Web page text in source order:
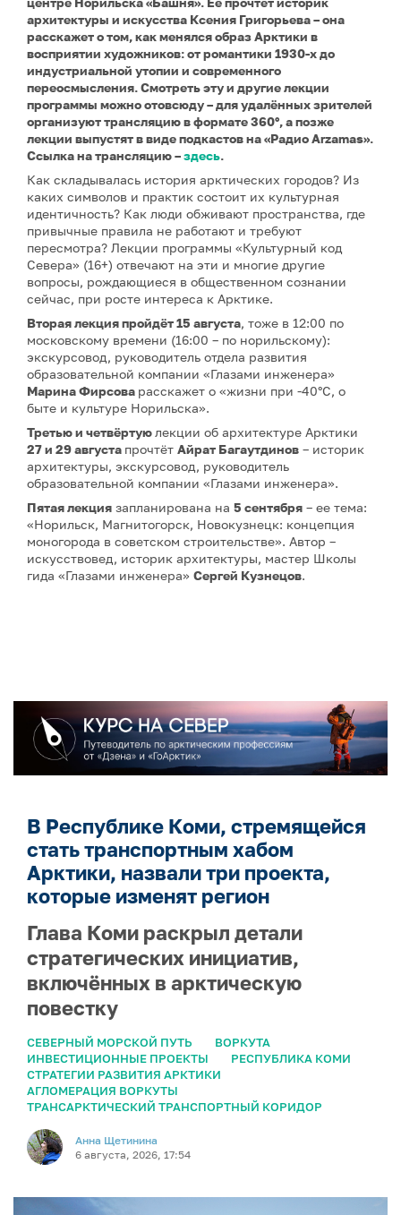
архитектуры и искусства Ксения Григорьева – она
расскажет о том, как менялся образ Арктики в
восприятии художников: от романтики 1930-х до
индустриальной утопии и современного
переосмысления. Смотреть эту и другие лекции
программы можно отовсюду – для удалённых зрителей
организуют трансляцию в формате 360°, а позже
лекции выпустят в виде подкастов на «Радио Arzamas».
Ссылка на трансляцию –здесь.
Как складывалась история арктических городов? Из
каких символов и практик состоит их культурная
идентичность? Как люди обживают пространства, где
привычные правила не работают и требуют
пересмотра? Лекции программы «Культурный код
Севера» (16+) отвечают на эти и многие другие
вопросы, рождающиеся в общественном сознании
сейчас, при росте интереса к Арктике.
Вторая лекцияпройдёт 15 августа, тоже в 12:00 по
московскому времени (16:00 – по норильскому):
экскурсовод, руководитель отдела развития
образовательной компании «Глазами инженера»
Марина Фирсова расскажет о «жизни при -40°C, о
быте и культуре Норильска».
Третью и четвёртуюлекции об архитектуре Арктики
27 и 29 августа прочтёт Айрат Багаутдинов – историк
архитектуры, экскурсовод, руководитель
образовательной компании «Глазами инженера».
Пятая лекция запланирована на 5 сентября – ее тема:
«Норильск, Магнитогорск, Новокузнецк: концепция
моногорода в советском строительстве». Автор –
искусствовед, историк архитектуры, мастер Школы
гида «Глазами инженера» Сергей Кузнецов.
В Республике Коми, стремящейся
стать транспортным хабом
Арктики, назвали три проекта,
которые изменят регион
Глава Коми раскрыл детали
стратегических инициатив,
включённых в арктическую
повестку
СЕВЕРНЫЙ МОРСКОЙ ПУТЬ
ВОРКУТА
ИНВЕСТИЦИОННЫЕ ПРОЕКТЫ
РЕСПУБЛИКА КОМИ
СТРАТЕГИИ РАЗВИТИЯ АРКТИКИ
АГЛОМЕРАЦИЯ ВОРКУТЫ
ТРАНСАРКТИЧЕСКИЙ ТРАНСПОРТНЫЙ КОРИДОР
Анна Щетинина
6 августа, 2026, 17:54